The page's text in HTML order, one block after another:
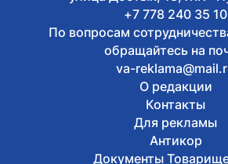
+7 778 240 35 10
По вопросам
обращайтесь на
va-
О редакции
Контакты
Для рекламы
Антикор
Документы